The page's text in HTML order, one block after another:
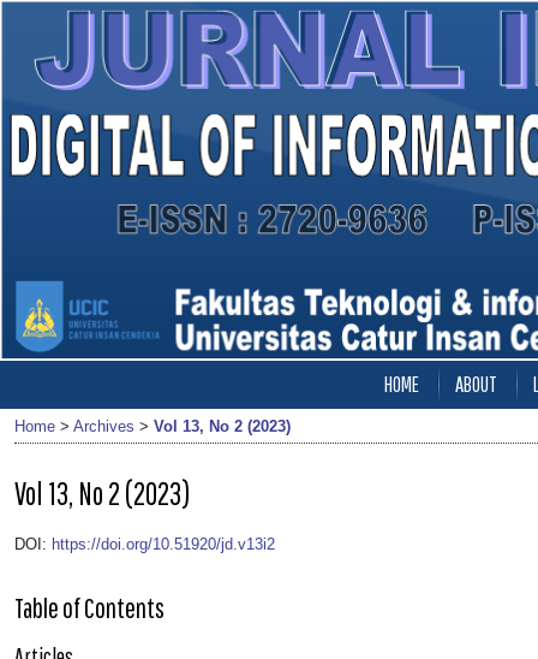
HOME ABOUT
Home > Archives > Vol 13, No 2 (2023)
Vol 13, No 2 (2023)
DOI: https://doi.org/10.51920/jd.v13i2
Table of Contents